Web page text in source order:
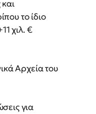
το ίδιο
χιλ. €
Αρχεία του
για